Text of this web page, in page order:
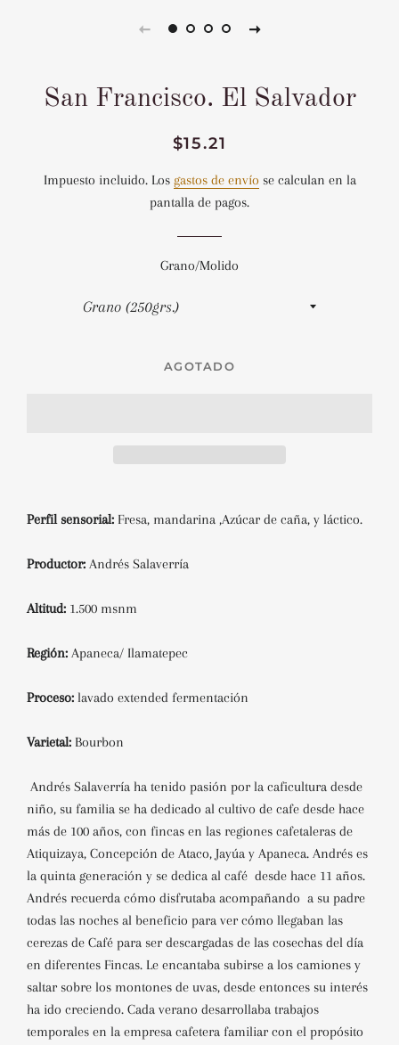
San Francisco. El Salvador
Precio
Precio
venta
$15.21
Impuesto incluido. Los gastos de envío se calculan en la
pantalla de pagos.
Grano/Molido
AGOTADO
Perfil sensorial: Fresa, mandarina ,Azúcar de caña, y láctico.
Productor: Andrés Salaverría
Altitud: 1.500 msnm
Región: Apaneca/ Ilamatepec
Proceso: lavado extended fermentación
Varietal: Bourbon
Andrés Salaverría ha tenido pasión por la caficultura desde
niño, su familia se ha dedicado al cultivo de cafe desde hace
más de 100 años, con fincas en las regiones cafetaleras de
Atiquizaya, Concepción de Ataco, Jayúa y Apaneca. Andrés es
la quinta generación y se dedica al café desde hace 11 años.
Andrés recuerda cómo disfrutaba acompañando a su padre
todas las noches al beneficio para ver cómo llegaban las
cerezas de Café para ser descargadas de las cosechas del día
en diferentes Fincas. Le encantaba subirse a los camiones y
saltar sobre los montones de uvas, desde entonces su interés
ha ido creciendo. Cada verano desarrollaba trabajos
temporales en la empresa cafetera familiar con el propósito